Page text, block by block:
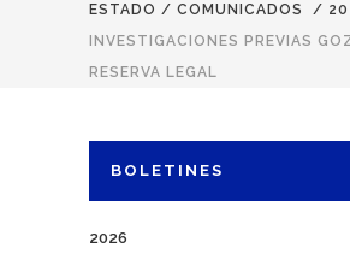
ESTADO / COMUNICADOS /
INVESTIGACIONES PREVIAS
RESERVA LEGAL
BOLETINES
2026